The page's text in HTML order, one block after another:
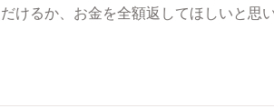
けるか、お金を全額返してほしいと思